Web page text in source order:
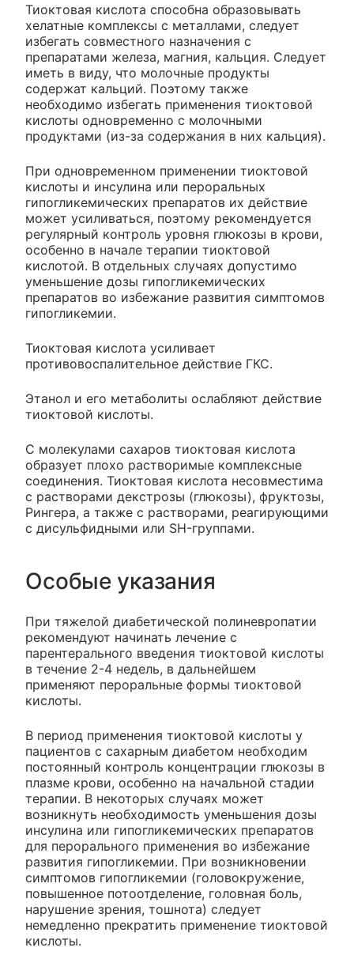
Тиоктовая кислота способна образовывать
хелатные комплексы с металлами, следует
избегать совместного назначения с
препаратами железа, магния, кальция. Следует
иметь в виду, что молочные продукты
содержат кальций. Поэтому также
необходимо избегать применения тиоктовой
кислоты одновременно с молочными
продуктами (из-за содержания в них кальция).
При одновременном применении тиоктовой
кислоты и инсулина или пероральных
гипогликемических препаратов их действие
может усиливаться, поэтому рекомендуется
регулярный контроль уровня глюкозы в крови,
особенно в начале терапии тиоктовой
кислотой. В отдельных случаях допустимо
уменьшение дозы гипогликемических
препаратов во избежание развития симптомов
гипогликемии.
Тиоктовая кислота усиливает
противовоспалительное действие ГКС.
Этанол и его метаболиты ослабляют действие
тиоктовой кислоты.
С молекулами сахаров тиоктовая кислота
образует плохо растворимые комплексные
соединения. Тиоктовая кислота несовместима
с растворами декстрозы (глюкозы), фруктозы,
Рингера, а также с растворами, реагирующими
с дисульфидными или SH-группами.
Особые указания
При тяжелой диабетической полиневропатии
рекомендуют начинать лечение с
парентерального введения тиоктовой кислоты
в течение 2-4 недель, в дальнейшем
применяют пероральные формы тиоктовой
кислоты.
В период применения тиоктовой кислоты у
пациентов с сахарным диабетом необходим
постоянный контроль концентрации глюкозы в
плазме крови, особенно на начальной стадии
терапии. В некоторых случаях может
возникнуть необходимость уменьшения дозы
инсулина или гипогликемических препаратов
для перорального применения во избежание
развития гипогликемии. При возникновении
симптомов гипогликемии (головокружение,
повышенное потоотделение, головная боль,
нарушение зрения, тошнота) следует
немедленно прекратить применение тиоктовой
кислоты.